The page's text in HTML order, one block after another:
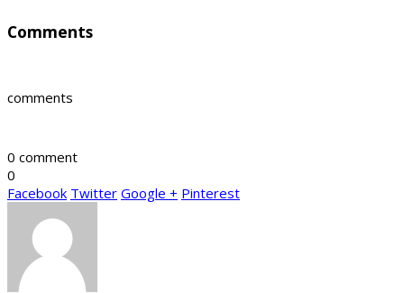
Comments
comments
0 comment
0
Facebook Twitter Google + Pinterest